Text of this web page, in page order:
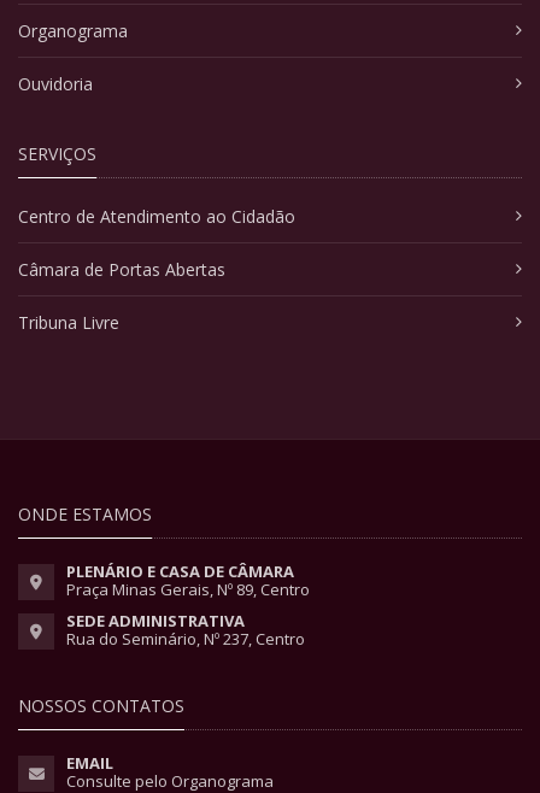
Organograma
Ouvidoria
SERVIÇOS
Centro de Atendimento ao Cidadão
Câmara de Portas Abertas
Tribuna Livre
ONDE ESTAMOS
PLENÁRIO E CASA DE CÂMARA
Praça Minas Gerais, Nº 89, Centro
SEDE ADMINISTRATIVA
Rua do Seminário, Nº 237, Centro
NOSSOS CONTATOS
EMAIL
Consulte pelo Organograma